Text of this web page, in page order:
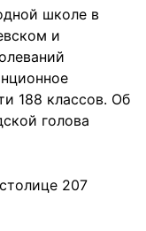
школе в
и
188 классов. Об
голова
207